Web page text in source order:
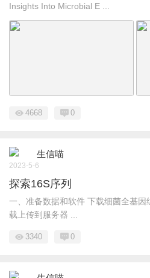
Insights Into Microbial E ...
4668 0
生信喵
2023-5-6
探索16S序列
一、准备数据和软件 下载细菌全基
载上传到服务器 ...
3340 0